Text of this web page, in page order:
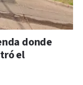
donde
el